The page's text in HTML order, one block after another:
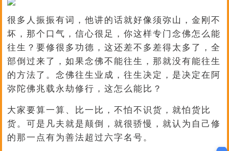
很多人振振有词，他讲的话就好像须弥山，金刚不
坏，那个口气，信心很足，你这样专门念佛怎么能
往生？要修很多功德，这还差不多差得太多了，全
部倒过来了，如果念佛不能往生，那就没有能往生
的方法了。念佛往生业成，往生决定，是决定在阿
弥陀佛兆载永劫修行，这怎么能比？
大家要算一算、比一比，不怕不识货，就怕货比
货。可是凡夫就是颠倒，就很骄慢，就认为自己修
的那一点有为善法超过六字名号。